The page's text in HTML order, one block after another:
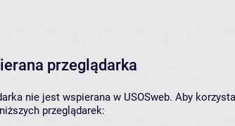
przeglądarka
nie jest wspierana w USOSweb. Aby
przeglądarek: